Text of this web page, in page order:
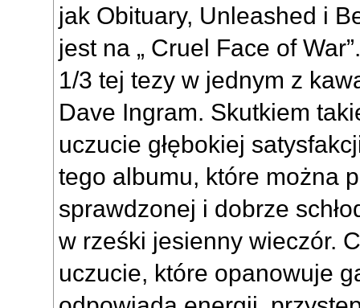
jak Obituary, Unleashed i
jest na „ Cruel Face of
1/3 tej tezy w jednym z
Dave Ingram. Skutkiem
uczucie głębokiej
tego albumu, które można
sprawdzonej i dobrze
w rześki jesienny wieczór.
uczucie, które opanowuje